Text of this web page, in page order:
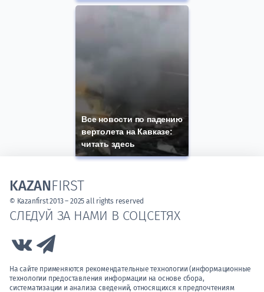
Все новости по падению
вертолета на Кавказе:
читать здесь
СЛЕДУЙ ЗА НАМИ В СОЦСЕТЯХ
Link to Vk
На сайте применяются рекомендательные технологии (информационные
технологии предоставления информации на основе сбора,
систематизации и анализа сведений, относящихся к предпочтениям
KAZANFIRST
© Kazanfirst 2013 – 2025 all rights reserved